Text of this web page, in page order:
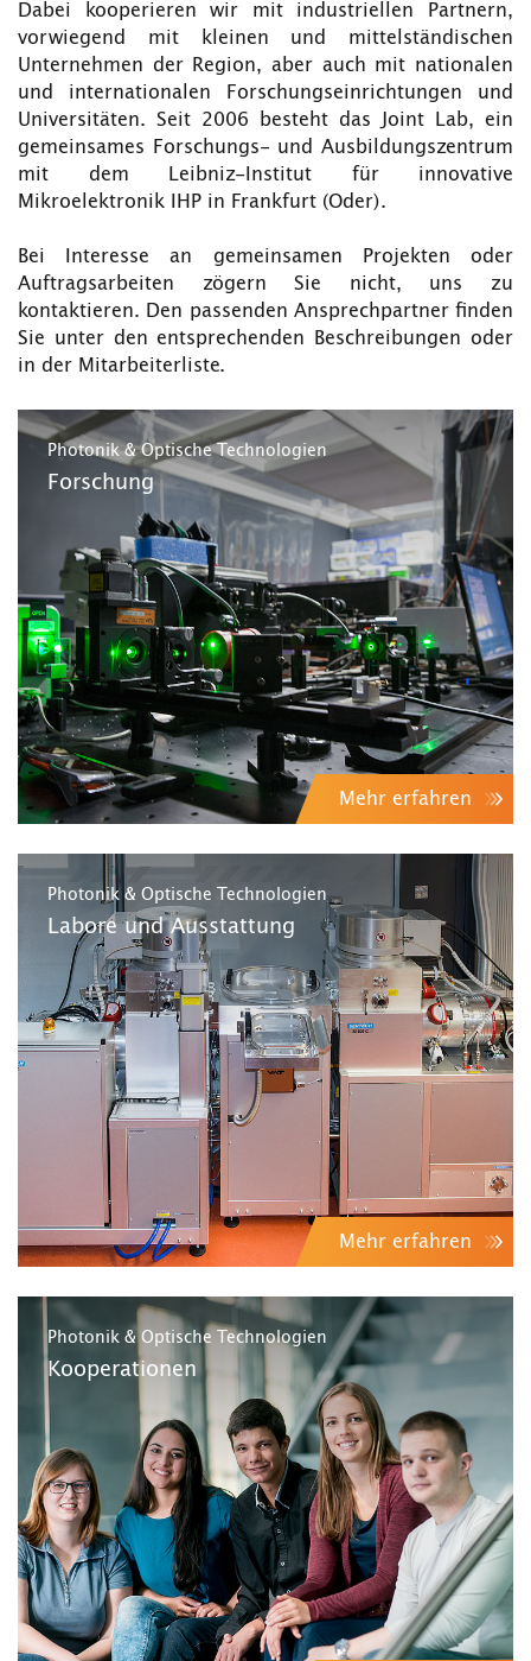
Dabei kooperieren wir mit industriellen Partnern,
vorwiegend mit kleinen und mittelständischen
Unternehmen der Region, aber auch mit nationalen
und internationalen Forschungseinrichtungen und
Universitäten. Seit 2006 besteht das Joint Lab, ein
gemeinsames Forschungs- und Ausbildungszentrum
mit dem Leibniz-Institut für innovative
Mikroelektronik IHP in Frankfurt (Oder).
Bei Interesse an gemeinsamen Projekten oder
Auftragsarbeiten zögern Sie nicht, uns zu
kontaktieren. Den passenden Ansprechpartner finden
Sie unter den entsprechenden Beschreibungen oder
in der Mitarbeiterliste.
Photonik & Optische Technologien
Forschung
Mehr erfahren
Photonik & Optische Technologien
Labore und Ausstattung
Mehr erfahren
Photonik & Optische Technologien
Kooperationen